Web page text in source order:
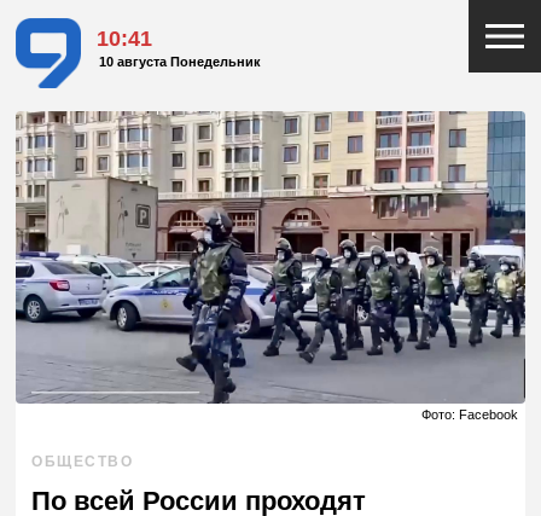
10:41
10 августа Понедельник
Фото: Facebook
ОБЩЕСТВО
По всей России проходят